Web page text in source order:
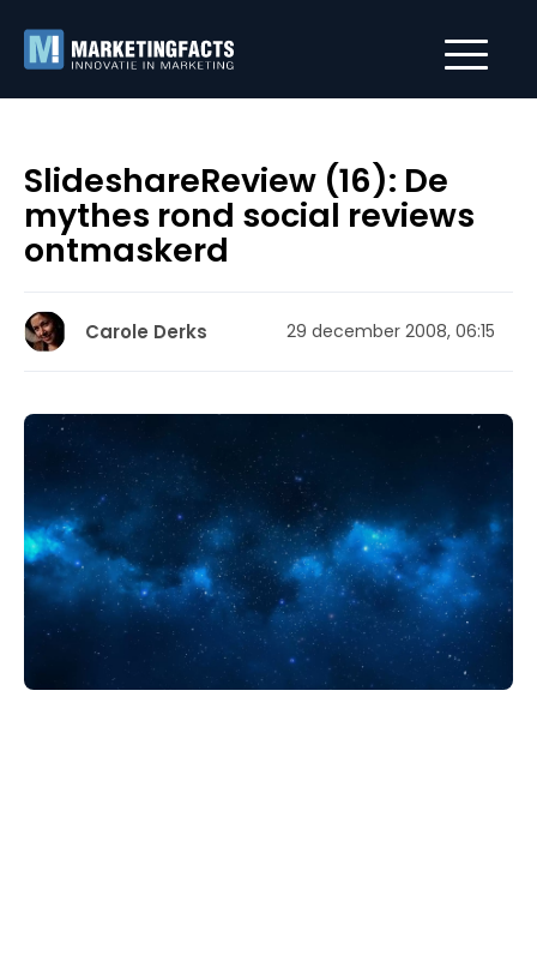
SlideshareReview (16): De
mythes rond social reviews
ontmaskerd
Carole Derks 29 december 2008, 06:15